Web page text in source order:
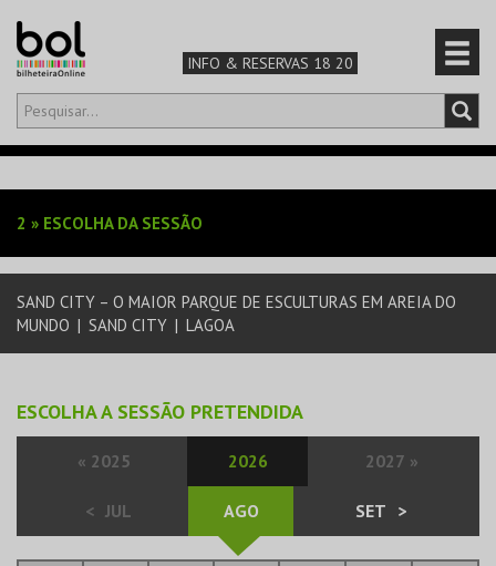
INFO & RESERVAS 18 20
Olá,iniciar sessão
TEATRO & ARTE
MÚSICA & FESTIVAIS
DESPORTO & AVENTURA
2 » ESCOLHA DA SESSÃO
SAND CITY – O MAIOR PARQUE DE ESCULTURAS EM AREIA DO
MUNDO | SAND CITY | LAGOA
ESCOLHA A SESSÃO PRETENDIDA
« 2025 2026 2027 »
< JUL AGO SET >